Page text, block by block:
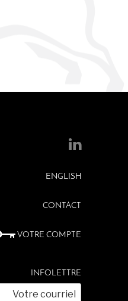
ENGLISH
CONTACT
VOTRE COMPTE
INFOLETTRE